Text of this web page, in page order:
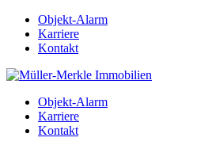
Objekt-Alarm
Karriere
Kontakt
Objekt-Alarm
Karriere
Kontakt